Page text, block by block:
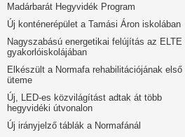
Madárbarát Hegyvidék Program
Új konténerépület a Tamási Áron iskolában
Nagyszabású energetikai felújítás az ELTE
gyakorlóiskolájában
Elkészült a Normafa rehabilitációjának első
üteme
Új, LED-es közvilágítást adtak át több
hegyvidéki útvonalon
Új irányjelző táblák a Normafánál